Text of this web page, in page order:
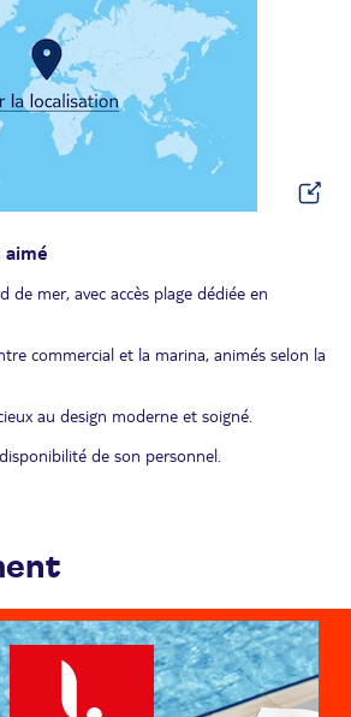
aimé
de mer, avec accès plage dédiée en
commercial et la marina, animés selon la
au design moderne et soigné.
de son personnel.